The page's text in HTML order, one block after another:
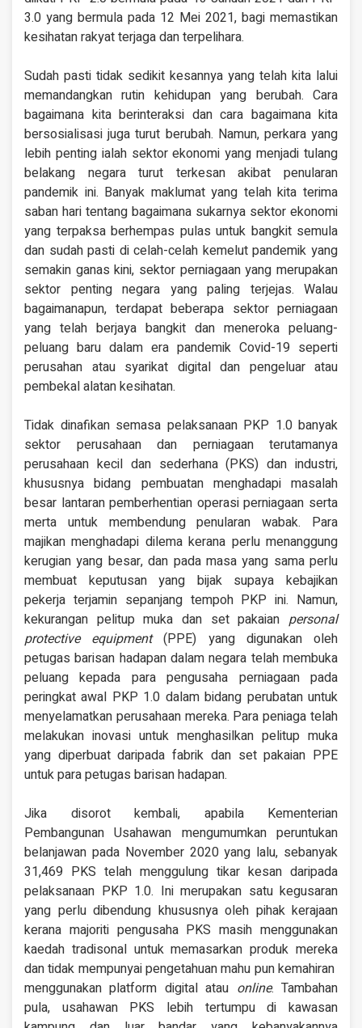
3.0 yang bermula pada 12 Mei 2021, bagi memastikan
kesihatan rakyat terjaga dan terpelihara.
Sudah pasti tidak sedikit kesannya yang telah kita lalui
memandangkan rutin kehidupan yang berubah. Cara
bagaimana kita berinteraksi dan cara bagaimana kita
bersosialisasi juga turut berubah. Namun, perkara yang
lebih penting ialah sektor ekonomi yang menjadi tulang
belakang negara turut terkesan akibat penularan
pandemik ini. Banyak maklumat yang telah kita terima
saban hari tentang bagaimana sukarnya sektor ekonomi
yang terpaksa berhempas pulas untuk bangkit semula
dan sudah pasti di celah-celah kemelut pandemik yang
semakin ganas kini, sektor perniagaan yang merupakan
sektor penting negara yang paling terjejas. Walau
bagaimanapun, terdapat beberapa sektor perniagaan
yang telah berjaya bangkit dan meneroka peluang-
peluang baru dalam era pandemik Covid-19 seperti
perusahan atau syarikat digital dan pengeluar atau
pembekal alatan kesihatan.
Tidak dinafikan semasa pelaksanaan PKP 1.0 banyak
sektor perusahaan dan perniagaan terutamanya
perusahaan kecil dan sederhana (PKS) dan industri,
khususnya bidang pembuatan menghadapi masalah
besar lantaran pemberhentian operasi perniagaan serta
merta untuk membendung penularan wabak. Para
majikan menghadapi dilema kerana perlu menanggung
kerugian yang besar, dan pada masa yang sama perlu
membuat keputusan yang bijak supaya kebajikan
pekerja terjamin sepanjang tempoh PKP ini. Namun,
kekurangan pelitup muka dan set pakaian personal
protective equipment(PPE) yang digunakan oleh
petugas barisan hadapan dalam negara telah membuka
peluang kepada para pengusaha perniagaan pada
peringkat awal PKP 1.0 dalam bidang perubatan untuk
menyelamatkan perusahaan mereka. Para peniaga telah
melakukan inovasi untuk menghasilkan pelitup muka
yang diperbuat daripada fabrik dan set pakaian PPE
untuk para petugas barisan hadapan.
Jika disorot kembali, apabila Kementerian
Pembangunan Usahawan mengumumkan peruntukan
belanjawan pada November 2020 yang lalu, sebanyak
31,469 PKS telah menggulung tikar kesan daripada
pelaksanaan PKP 1.0. Ini merupakan satu kegusaran
yang perlu dibendung khususnya oleh pihak kerajaan
kerana majoriti pengusaha PKS masih menggunakan
kaedah tradisonal untuk memasarkan produk mereka
dan tidak mempunyai pengetahuan mahu pun kemahiran
menggunakan platform digital atau online. Tambahan
pula, usahawan PKS lebih tertumpu di kawasan